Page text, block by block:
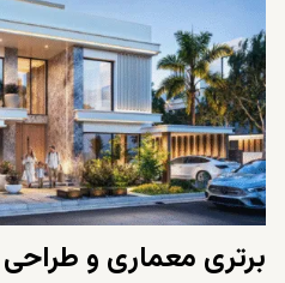
برتری معماری و